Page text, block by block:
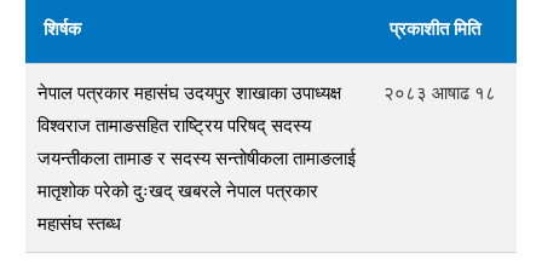
शिर्षक प्रकाशीत मिति
नेपाल पत्रकार महासंघ उदयपुर शाखाका उपाध्यक्ष
विश्वराज तामाङसहित राष्ट्रिय परिषद् सदस्य
जयन्तीकला तामाङ र सदस्य सन्तोषीकला तामाङलाई
मातृशोक परेको दुःखद् खबरले नेपाल पत्रकार
महासंघ स्तब्ध
२०८३ आषाढ १८